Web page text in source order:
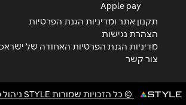
Apple pay
תקנון אתר ומדיניות הגנת הפרטיות
הצהרת נגישות
מדיניות הגנת הפרטיות האחודה של
צור קשר
© כל הזכויות שמורות STYLE ניהול מועדוני לקוחות